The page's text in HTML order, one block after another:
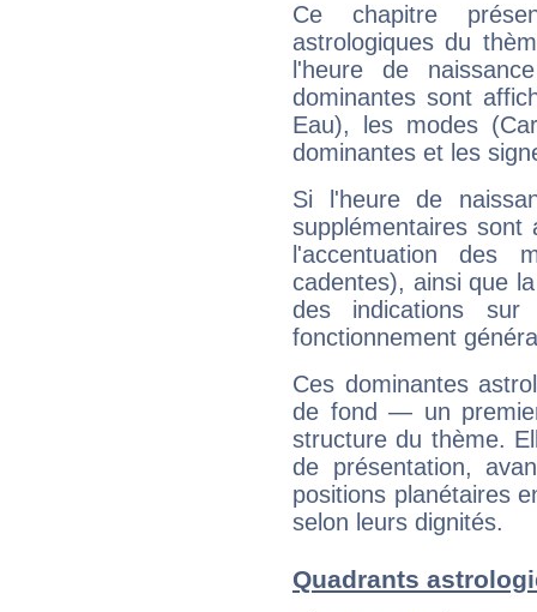
Ce chapitre
astrologiques du
l'heure de
dominantes sont
Eau), les modes
dominantes et les
Si l'heure de
supplémentaires sont
l'accentuation des
cadentes), ainsi que
des indications sur
fonctionnement
Ces dominantes
de fond — un
structure du thème.
de présentation,
positions planétaires
selon leurs dignités.
Quadrants